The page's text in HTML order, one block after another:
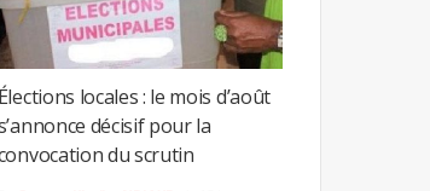
Élections locales : le mois d’août
décisif pour la
du scrutin